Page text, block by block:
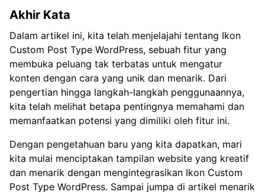
Akhir Kata
Dalam artikel ini, kita telah menjelajahi tentang Ikon
Custom Post Type WordPress, sebuah fitur yang
membuka peluang tak terbatas untuk mengatur
konten dengan cara yang unik dan menarik. Dari
pengertian hingga langkah-langkah penggunaannya,
kita telah melihat betapa pentingnya memahami dan
memanfaatkan potensi yang dimiliki oleh fitur ini.
Dengan pengetahuan baru yang kita dapatkan, mari
kita mulai menciptakan tampilan website yang kreatif
dan menarik dengan mengintegrasikan Ikon Custom
Post Type WordPress. Sampai jumpa di artikel menarik